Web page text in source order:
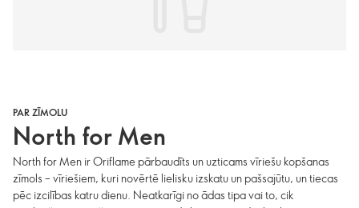
PAR ZĪMOLU
North for Men
North for Men ir Oriflame pārbaudīts un uzticams vīriešu kopšanas
zīmols – vīriešiem, kuri novērtē lielisku izskatu un pašsajūtu, un tiecas
pēc izcilības katru dienu. Neatkarīgi no ādas tipa vai to, cik